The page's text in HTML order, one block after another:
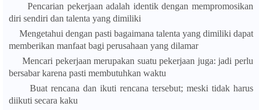
Pencarian pekerjaan adalah identik dengan mempromosikan
diri sendiri dan talenta yang dimiliki
Mengetahui dengan pasti bagaimana talenta yang dimiliki dapat
memberikan manfaat bagi perusahaan yang dilamar
Mencari pekerjaan merupakan suatu pekerjaan juga: jadi perlu
bersabar karena pasti membutuhkan waktu
Buat rencana dan ikuti rencana tersebut; meski tidak harus
diikuti secara kaku